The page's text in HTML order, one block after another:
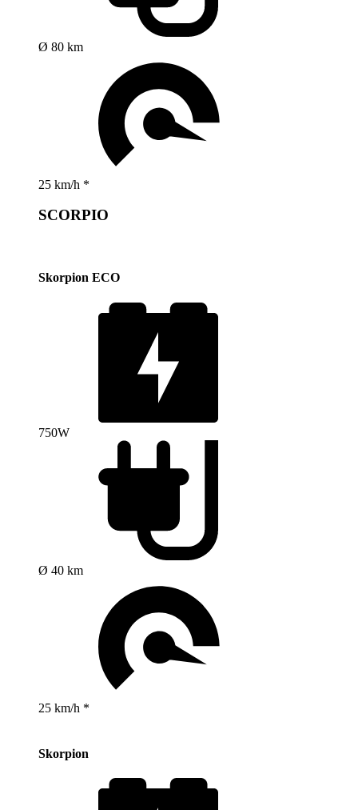
Ø 80 km
25 km/h *
SCORPIO
Skorpion ECO
750W
Ø 40 km
25 km/h *
Skorpion